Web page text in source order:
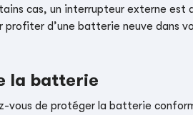
cas, un interrupteur externe
d’une batterie neuve dans
la batterie
vous de protéger la batterie